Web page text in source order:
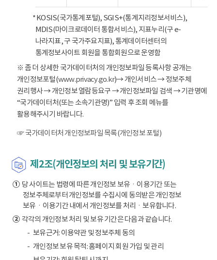
* KOSIS(국가통계포털), SGIS+(통계지리정보서비스),
MDIS(마이크로데이터 통합서비스), 지표누리(구 e-
나라지표, 구 국가주요지표), 통계데이터센터의
통계정보사이트 회원을 통합회원으로 운영함
※ 좀 더 상세한 국가데이터처의 개인정보파일 등록사항 공개는
개인정보포털(www.privacy.go.kr)→ 개인서비스 → 정보주체
권리행사 → 개인정보 열람등요구 → 개인정보파일 검색 → 기관명에
“국가데이터처(또는 소속기관명)” 입력 후 조회 메뉴를
활용해주시기 바랍니다.
☞ 국가데이터처 개인정보파일 목록(개인정보 포털)
제2조(개인정보의 처리 및 보유기간)
①당 사이트는 법령에 따른 개인정보 보유ㆍ이용기간 또는
정보주체로부터 개인정보를 수집시에 동의받은 개인정보
보유ㆍ이용기간 내에서 개인정보를 처리ㆍ보유합니다.
②각각의 개인정보 처리 및 보유 기간은 다음과 같습니다.
보유근거: 이용약관 및 정보주체 동의
개인정보 보유 목적: 홈페이지 회원 가입 및 관리